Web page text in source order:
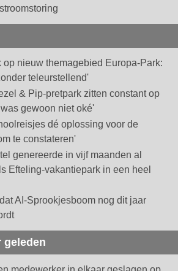
op nieuw themagebied Europa-Park:
teleurstellend'
& Pip-pretpark zitten constant op
gewoon niet oké'
dé oplossing voor de
te constateren'
genereerde in vijf maanden al
Efteling-vakantiepark in een heel
AI-Sprookjesboom nog dit jaar
geleden